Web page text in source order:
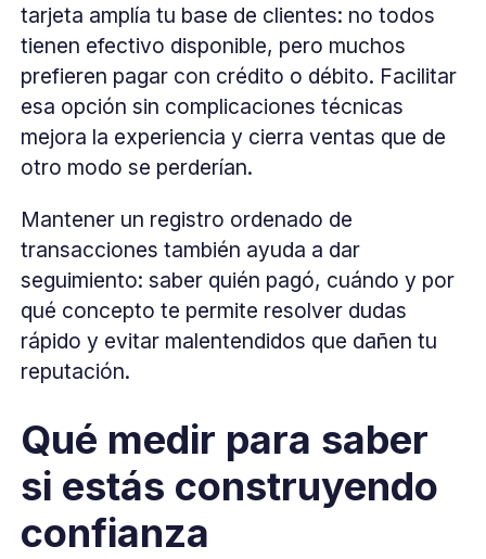
tarjeta amplía tu base de clientes: no todos
tienen efectivo disponible, pero muchos
prefieren pagar con crédito o débito. Facilitar
esa opción sin complicaciones técnicas
mejora la experiencia y cierra ventas que de
otro modo se perderían.
Mantener un registro ordenado de
transacciones también ayuda a dar
seguimiento: saber quién pagó, cuándo y por
qué concepto te permite resolver dudas
rápido y evitar malentendidos que dañen tu
reputación.
Qué medir para saber
si estás construyendo
confianza